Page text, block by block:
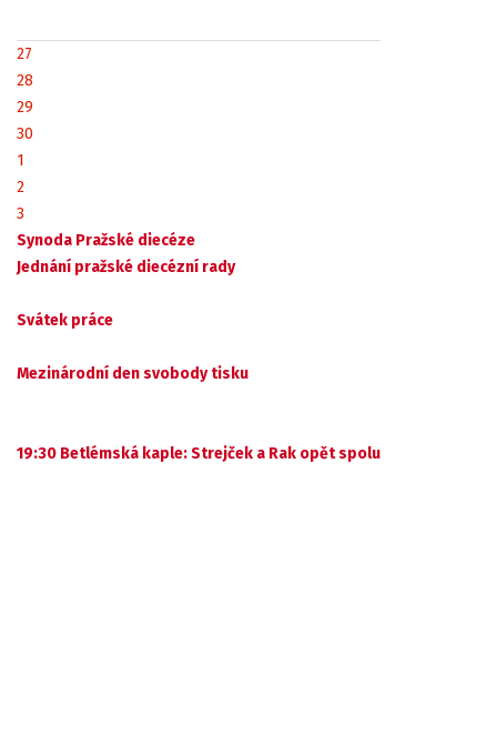
27
28
29
30
1
2
3
Synoda Pražské diecéze
Jednání pražské diecézní rady
Svátek práce
Mezinárodní den svobody tisku
19:30 Betlémská kaple: Strejček a Rak opět spolu